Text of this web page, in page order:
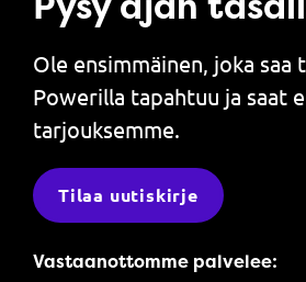
Ole ensimmäinen, joka saa
Powerilla tapahtuu ja saat
tarjouksemme.
Tilaa uutiskirje
Vastaanottomme palvelee: